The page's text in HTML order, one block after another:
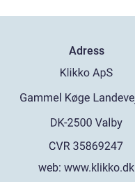
Adress
web: www.klikko.dk